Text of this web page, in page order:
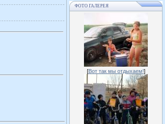
ФОТО ГАЛЕРЕЯ
[Вот так мы отдыхаем!]